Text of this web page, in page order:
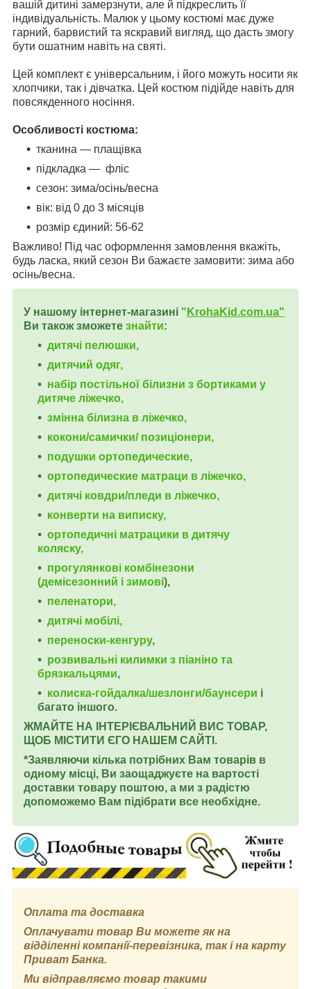
вашій дитині замерзнути, але й підкреслить її
індивідуальність. Малюк у цьому костюмі має дуже
гарний, барвистий та яскравий вигляд, що дасть змогу
бути ошатним навіть на святі.
Цей комплект є універсальним, і його можуть носити як
хлопчики, так і дівчатка. Цей костюм підійде навіть для
повсякденного носіння.
Особливості костюма:
тканина — плащівка
підкладка — фліс
сезон: зима/осінь/весна
вік: від 0 до 3 місяців
розмір єдиний: 56-62
Важливо! Під час оформлення замовлення вкажіть,
будь ласка, який сезон Ви бажаєте замовити: зима або
осінь/весна.
У нашому інтернет-магазині " KrohaKid.com.ua"
Ви також зможете знайти:
дитячі пелюшки,
дитячий одяг,
набір постільної білизни з бортиками у
дитяче ліжечко,
змінна білизна в ліжечко,
кокони/самички/ позиціонери,
подушки ортопедические,
ортопедические матраци в ліжечко,
дитячі ковдри/пледи в ліжечко,
конверти на виписку,
ортопедичні матрацики в дитячу
коляску,
прогулянкові комбінезони
(демісезонний і зимові),
пеленатори,
дитячі мобілі,
переноски-кенгуру,
розвивальні килимки з піаніно та
брязкальцями,
колиска-гойдалка/шезлонги/баунсери і
багато іншого.
ЖМАЙТЕ НА ІНТЕРІЄВАЛЬНИЙ ВИС ТОВАР,
ЩОБ МІСТИТИ ЄГО НАШЕМ САЙТІ.
*Заявляючи кілька потрібних Вам товарів в
одному місці, Ви заощаджуєте на вартості
доставки товару поштою, а ми з радістю
допоможемо Вам підібрати все необхідне.
Оплата та доставка
Оплачувати товар Ви можете як на
відділенні компанії-перевізника, так і на карту
Приват Банка.
Ми відправляємо товар такими